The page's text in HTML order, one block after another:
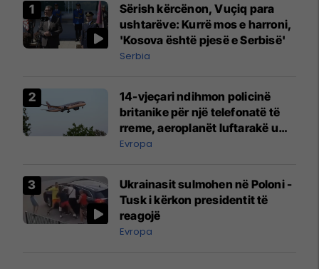
Sërish kërcënon, Vuçiq para
ushtarëve: Kurrë mos e harroni,
'Kosova është pjesë e Serbisë'
Serbia
14-vjeçari ndihmon policinë
britanike për një telefonatë të
rreme, aeroplanët luftarakë u
ngritën në ajër për të
Mançesterit
Evropa
Ukrainasit sulmohen në Poloni -
Tusk i kërkon presidentit të
reagojë
Evropa